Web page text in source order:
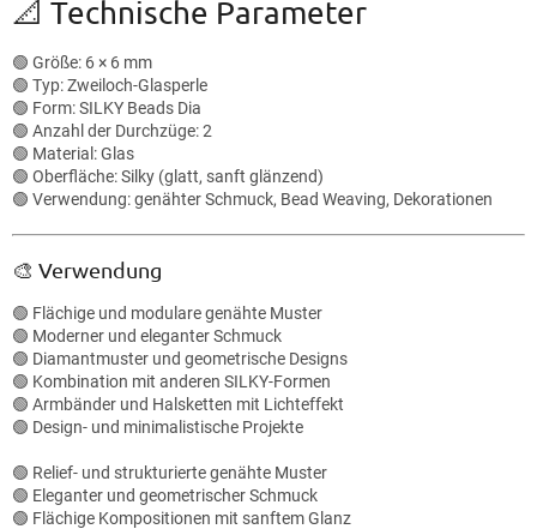
e
u
m
e
n
t
e
r
L
i
s
t
e
📐 Technische Parameter
🟢 Größe: 6 × 6 mm
🟢 Typ: Zweiloch-Glasperle
🟢 Form: SILKY Beads Dia
🟢 Anzahl der Durchzüge: 2
🟢 Material: Glas
🟢 Oberfläche: Silky (glatt, sanft glänzend)
🟢 Verwendung: genähter Schmuck, Bead Weaving, Dekorationen
🎨 Verwendung
🟢 Flächige und modulare genähte Muster
🟢 Moderner und eleganter Schmuck
🟢 Diamantmuster und geometrische Designs
🟢 Kombination mit anderen SILKY-Formen
🟢 Armbänder und Halsketten mit Lichteffekt
🟢 Design- und minimalistische Projekte
🟢 Relief- und strukturierte genähte Muster
🟢 Eleganter und geometrischer Schmuck
🟢 Flächige Kompositionen mit sanftem Glanz